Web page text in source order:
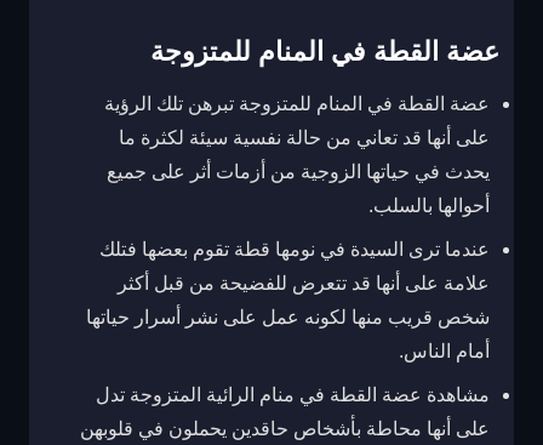
عضة القطة في المنام للمتزوجة
عضة القطة في المنام للمتزوجة تبرهن تلك الرؤية
على أنها قد تعاني من حالة نفسية سيئة لكثرة ما
يحدث في حياتها الزوجية من أزمات أثر على جميع
أحوالها بالسلب.
عندما ترى السيدة في نومها قطة تقوم بعضها فتلك
علامة على أنها قد تتعرض للفضيحة من قبل أكثر
شخص قريب منها لكونه عمل على نشر أسرار حياتها
أمام الناس.
مشاهدة عضة القطة في منام الرائية المتزوجة تدل
على أنها محاطة بأشخاص حاقدين يحملون في قلوبهن